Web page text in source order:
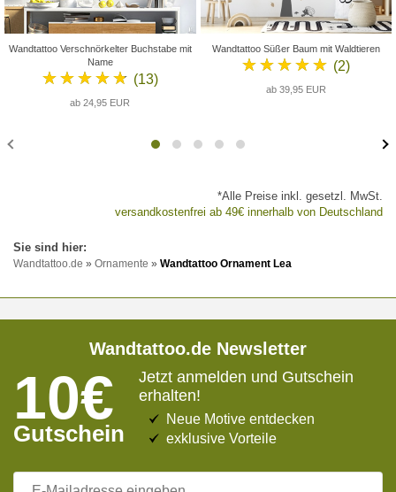
Wandtattoo Verschnörkelter Buchstabe mit
Name
★★★★★ (13)
ab 24,95 EUR
Wandtattoo Süßer Baum mit Waldtieren
★★★★★ (2)
ab 39,95 EUR
*Alle Preise inkl. gesetzl. MwSt.
versandkostenfrei ab 49€ innerhalb von Deutschland
Wandtattoo.de » Ornamente » Wandtattoo Ornament Lea
Wandtattoo.de Newsletter
10€
Gutschein
Jetzt anmelden und Gutschein
erhalten!
Neue Motive entdecken
exklusive Vorteile